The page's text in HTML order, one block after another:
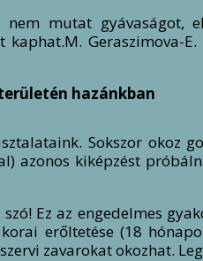
mutat gyávaságot,
Geraszimova-
hazánkban
Sokszor okoz
azonos kiképzést
Ez az engedelmes
erőltetése (18
zavarokat okozhat.